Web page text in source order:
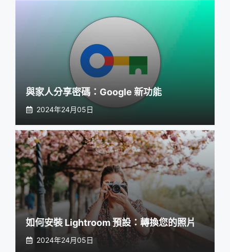
與家人分享密碼：Google 新功能
2024年24月05日
如何安裝 Lightroom 預設：轉換您的照片
2024年24月05日